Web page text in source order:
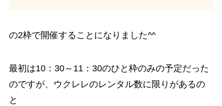
の2枠で開催することになりました^^
最初は10：30～11：30のひと枠のみの予定だった
のですが、ウクレレのレンタル数に限りがあるの
と